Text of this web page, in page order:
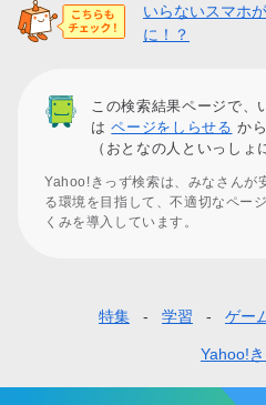
いらないスマホ
に！？
この検索結果ページで、
はページをしらせる か
（おとなの人といっしょ
Yahoo!きっず検索は、みなさんが
る環境を目指して、不適切なペー
くみを導入しています。
タ
特集 学習 ゲー
Yahoo!